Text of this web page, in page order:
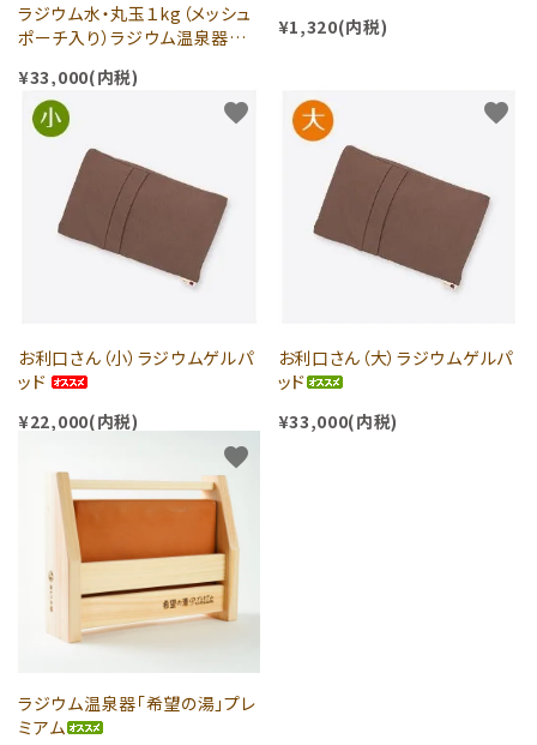
ラジウム水・丸玉１kg（メッシュ
ポーチ入り）ラジウム温泉器とし
¥33,000(内税)
¥1,320(内税)
お利口さん（小）ラジウムゲルパ
ッド
¥22,000(内税)
favorite
お利口さん（大）ラジウムゲルパ
ッド
¥33,000(内税)
favorite
ラジウム温泉器「希望の湯」プレ
ミアム
favorite